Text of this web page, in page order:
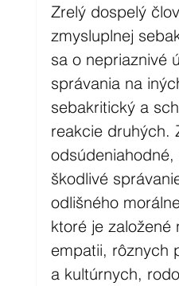
Zrelý dospelý
zmysluplnej
sa o nepriaznivé
správania na
sebakritický a
reakcie druhých.
škodlivé
odlišného
ktoré je založené
empatii, rôznych
a kultúrnych,